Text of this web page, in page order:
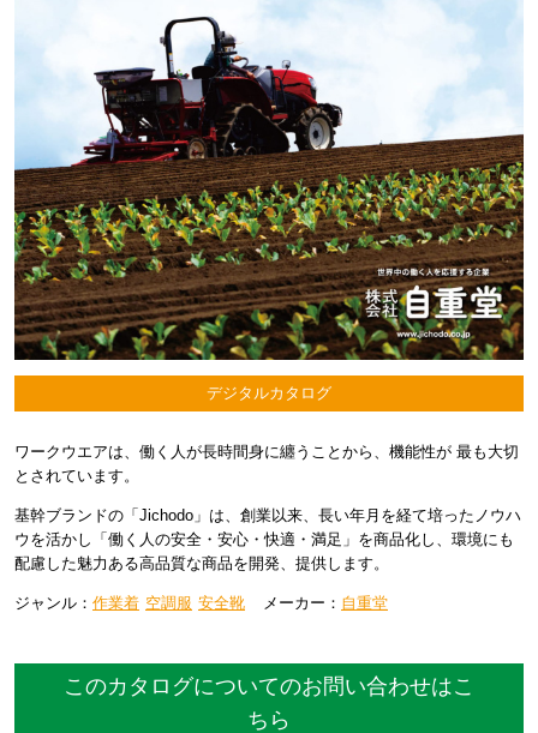
デジタルカタログ
ワークウエアは、働く人が長時間身に纏うことから、機能性が 最も大切
とされています。
基幹ブランドの「Jichodo」は、創業以来、長い年月を経て培ったノウハ
ウを活かし「働く人の安全・安心・快適・満足」を商品化し、環境にも
配慮した魅力ある高品質な商品を開発、提供します。
ジャンル： 作業着 空調服 安全靴 メーカー： 自重堂
このカタログについてのお問い合わせはこ
ちら